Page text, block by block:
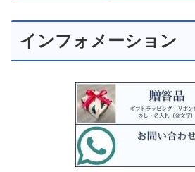
インフォメーション